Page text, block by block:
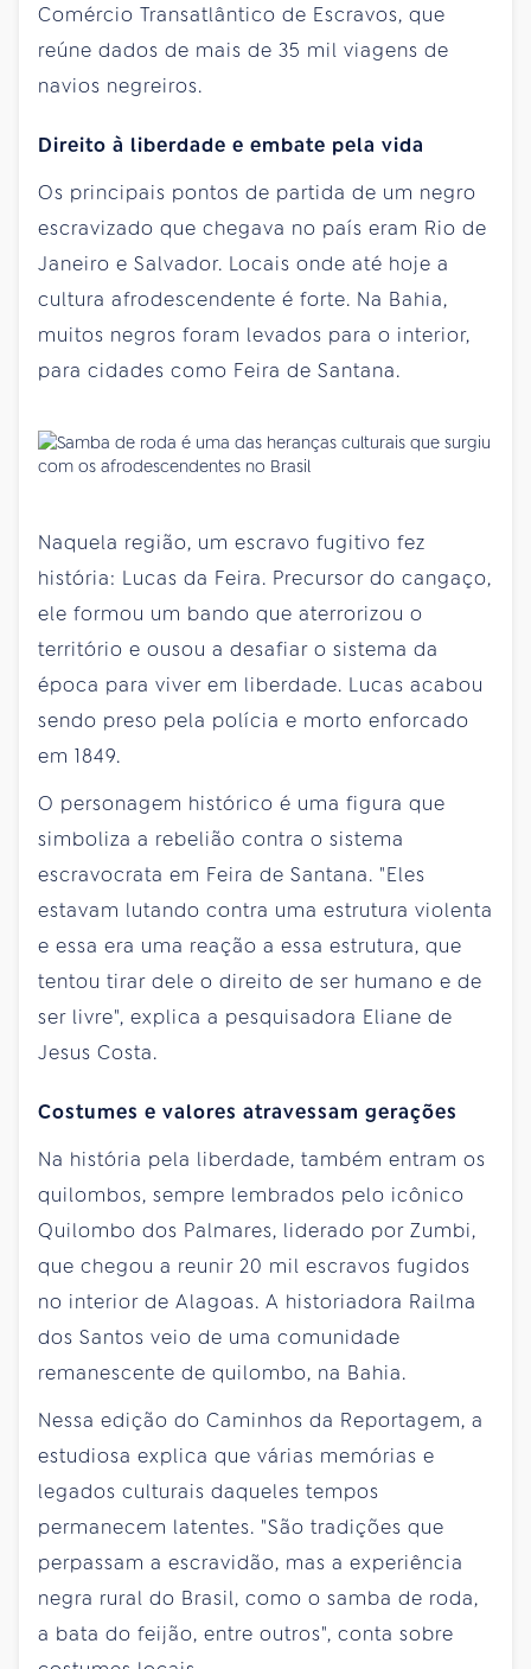
Comércio Transatlântico de Escravos, que
reúne dados de mais de 35 mil viagens de
navios negreiros.
Direito à liberdade e embate pela vida
Os principais pontos de partida de um negro
escravizado que chegava no país eram Rio de
Janeiro e Salvador. Locais onde até hoje a
cultura afrodescendente é forte. Na Bahia,
muitos negros foram levados para o interior,
para cidades como Feira de Santana.
Naquela região, um escravo fugitivo fez
história: Lucas da Feira. Precursor do cangaço,
ele formou um bando que aterrorizou o
território e ousou a desafiar o sistema da
época para viver em liberdade. Lucas acabou
sendo preso pela polícia e morto enforcado
em 1849.
O personagem histórico é uma figura que
simboliza a rebelião contra o sistema
escravocrata em Feira de Santana. "Eles
estavam lutando contra uma estrutura violenta
e essa era uma reação a essa estrutura, que
tentou tirar dele o direito de ser humano e de
ser livre", explica a pesquisadora Eliane de
Jesus Costa.
Costumes e valores atravessam gerações
Na história pela liberdade, também entram os
quilombos, sempre lembrados pelo icônico
Quilombo dos Palmares, liderado por Zumbi,
que chegou a reunir 20 mil escravos fugidos
no interior de Alagoas. A historiadora Railma
dos Santos veio de uma comunidade
remanescente de quilombo, na Bahia.
Nessa edição do Caminhos da Reportagem, a
estudiosa explica que várias memórias e
legados culturais daqueles tempos
permanecem latentes. "São tradições que
perpassam a escravidão, mas a experiência
negra rural do Brasil, como o samba de roda,
a bata do feijão, entre outros", conta sobre